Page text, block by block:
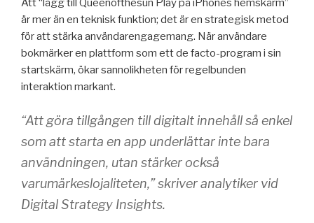
Att “lägg till Queenofthesun Play på iPhones hemskärm”
är mer än en teknisk funktion; det är en strategisk metod
för att stärka användarengagemang. När användare
bokmärker en plattform som ett de facto-program i sin
startskärm, ökar sannolikheten för regelbunden
interaktion markant.
“Att göra tillgången till digitalt innehåll så enkel
som att starta en app underlättar inte bara
användningen, utan stärker också
varumärkeslojaliteten,” skriver analytiker vid
Digital Strategy Insights.